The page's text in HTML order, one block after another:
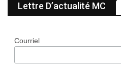
Lettre D’actualité MC
Courriel